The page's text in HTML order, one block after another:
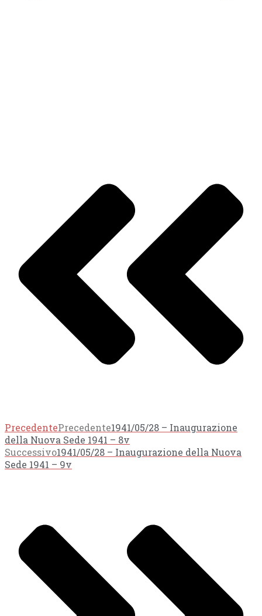
PrecedentePrecedente1941/05/28 – Inaugurazione
della Nuova Sede 1941 – 8v
Successivo1941/05/28 – Inaugurazione della Nuova
Sede 1941 – 9v